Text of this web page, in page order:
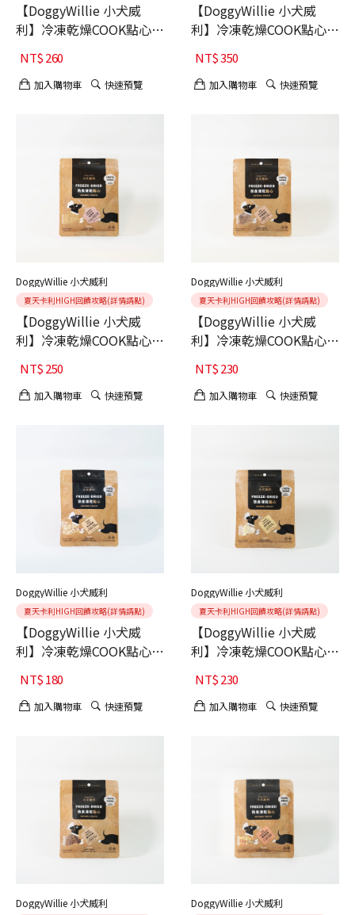
【DoggyWillie 小犬威
利】冷凍乾燥COOK點心
犬 COOK 小犬威利 干貝
20g
NT$260
加入購物車 快速預覽
【DoggyWillie 小犬威
利】冷凍乾燥COOK點心
犬 COOK 小犬威利 深海鮭
魚30g
NT$350
加入購物車 快速預覽
DoggyWillie 小犬威利
夏天卡利HIGH回饋攻略(詳情請點)
【DoggyWillie 小犬威
利】冷凍乾燥COOK點心
犬 COOK 小犬威利 鮭魚粉
40g
NT$250
加入購物車 快速預覽
DoggyWillie 小犬威利
夏天卡利HIGH回饋攻略(詳情請點)
【DoggyWillie 小犬威
利】冷凍乾燥COOK點心
犬 COOK 牛肩里肌30g
NT$230
加入購物車 快速預覽
DoggyWillie 小犬威利
夏天卡利HIGH回饋攻略(詳情請點)
【DoggyWillie 小犬威
利】冷凍乾燥COOK點心
犬 COOK 活力蘋果20g
NT$180
加入購物車 快速預覽
DoggyWillie 小犬威利
夏天卡利HIGH回饋攻略(詳情請點)
【DoggyWillie 小犬威
利】冷凍乾燥COOK點心
犬 COOK 起司雞肉30g
NT$230
加入購物車 快速預覽
DoggyWillie 小犬威利 DoggyWillie 小犬威利